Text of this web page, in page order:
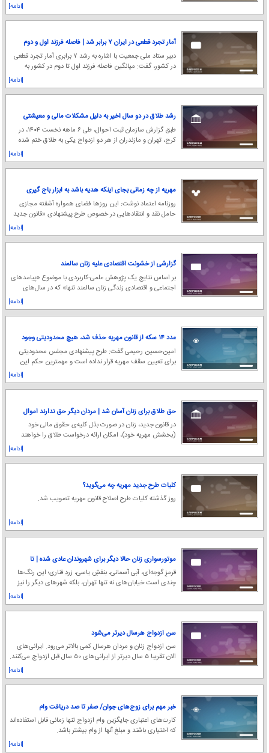
[ادامه]
آمار تجرد قطعی در ایران ۷ برابر شد | فاصله فرزند اول و دوم
به ۶ سال رسید
دبیر ستاد ملی جمعیت با اشاره به رشد ۷ برابری آمار تجرد قطعی
در کشور، گفت: میانگین فاصله فرزند اول تا دوم در کشور به
[ادامه]
رشد طلاق در دو سال اخیر به دلیل مشکلات مالی و معیشتی
طبق گزارش سازمان ثبت احوال، طی ۶ ماهه نخست ۱۴۰۴، در
کرج، تهران و مازندران از هر دو ازدواج یکی به طلاق ختم شده
[ادامه]
مهریه از چه زمانی بجای اینکه هدیه باشد به ابزار باج گیری
تبدیل شده؟ | بعضی مهریه ها از ثروت داماد و پدرش و
پدربزرگش بیشتر است
روزنامه اعتماد نوشت: این روزها فضای همواره آشفته مجازی
حامل نقد و انتقادهایی در خصوص طرح پیشنهادی «قانون جدید
[ادامه]
گزارشی از خشونت اقتصادی علیه زنان سالمند
بر اساس نتایج یک پژوهش علمی-کاربردی با موضوع «پیامدهای
اجتماعی و اقتصادی زندگی زنان سالمند تنها» که در سال‌های
[ادامه]
عدد ۱۴ سکه از قانون مهریه حذف شد، هیچ محدودیتی وجود
ندارد | پابند الکترونیکی به‌جای حبس برای مردان بدهکار
مهریه
امین‌حسین رحیمی گفت: طرح پیشنهادی مجلس محدودیتی
برای تعیین سقف مهریه قرار نداده است و مهمترین حکم این
[ادامه]
حق طلاق برای زنان آسان شد | مردان دیگر حق ندارند اموال
خود را منتقل کنند
در قانون جدید، زنان در صورت بذل کلیه‌ی حقوق مالی خود
(بخشش مهریه خود)، امکان ارائه درخواست طلاق را خواهند
[ادامه]
کلیات طرح جدید مهریه چه می‌گوید؟
روز گذشته کلیات طرح اصلاح قانون مهریه تصویب شد.
[ادامه]
موتورسواری زنان حالا دیگر برای شهروندان عادی شده | تا
چند دهه قبل برخی حتی رانندگی بانوان را هم برنمی‌تابیدند
قرمزِ گوجه‌ای، آبی آسمانی، بنفشِ یاسی، زردِ قناری؛ این رنگ‌ها
چندی است خیابان‌های نه تنها تهران، بلکه شهرهای دیگر را نیز
[ادامه]
سن ازدواج هرسال دیرتر می‌شود
سن ازدواج زنان و مردان هرسال کمی بالاتر می‌رود. ایرانی‌های
الان تقریبا ۵ سال دیرتر از ایرانی‌های ۵۰ سال قبل ازدواج می‌کنند.
[ادامه]
خبر مهم برای زوج‌های جوان/ صفر تا صد دریافت وام
ازدواج جدید اعلام شد
کارت‌های اعتباری جایگزین وام ازدواج تنها زمانی قابل استفاده‌اند
که اختیاری باشند و مبلغ آنها از وام بیشتر باشد.
[ادامه]